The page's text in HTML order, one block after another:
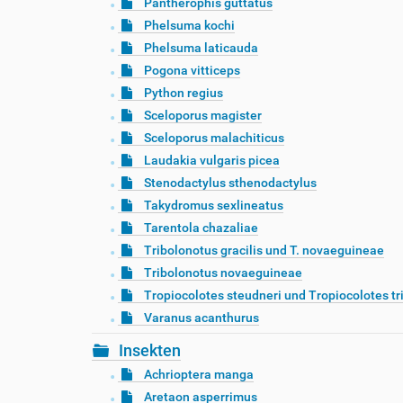
Phelsuma kochi
Phelsuma laticauda
Pogona vitticeps
Python regius
Sceloporus magister
Sceloporus malachiticus
Laudakia vulgaris picea
Stenodactylus sthenodactylus
Takydromus sexlineatus
Tarentola chazaliae
Tribolonotus gracilis und T. novaeguineae
Tribolonotus novaeguineae
Tropiocolotes steudneri und Tropiocolotes
Varanus acanthurus
Insekten
Achrioptera manga
Aretaon asperrimus